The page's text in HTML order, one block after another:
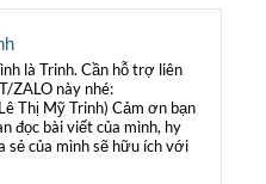
là Trinh. Cần hỗ trợ liên
ZALO này nhé:
Thị Mỹ Trinh) Cảm ơn bạn
đọc bài viết của mình, hy
sẻ của mình sẽ hữu ích với